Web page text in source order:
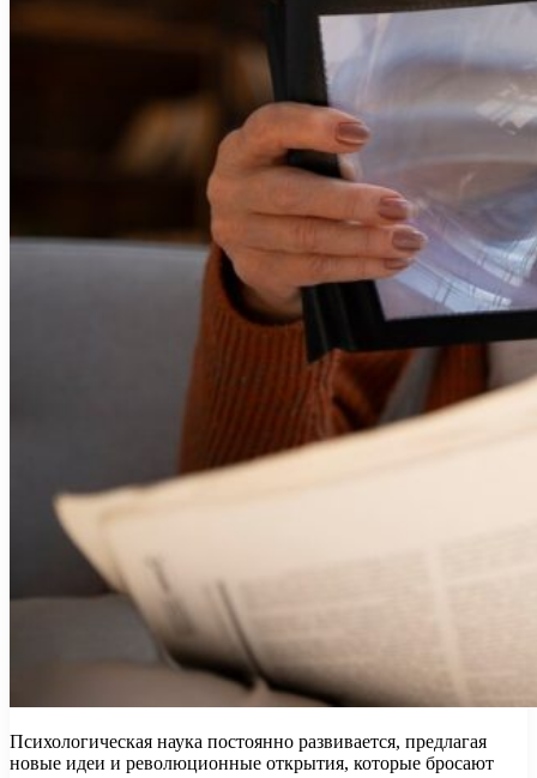
Психологическая наука постоянно развивается, предлагая
новые идеи и революционные открытия, которые бросают